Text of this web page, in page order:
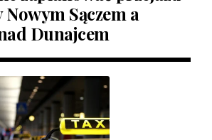
Sączem a
Dunajcem